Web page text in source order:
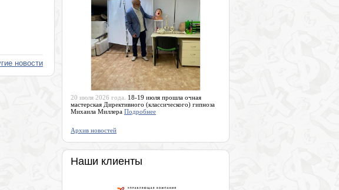
новости
20 июля 2026 года.
18-19 июля прошла очная
мастерская Директивного (классического) гипноза
Михаила Миллера Подробнее
Архив новостей
Наши клиенты